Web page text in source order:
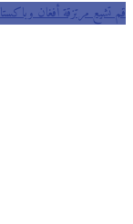
قم تشيع مرتزقة أفغان